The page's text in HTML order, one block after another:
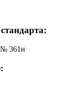
№ 361н